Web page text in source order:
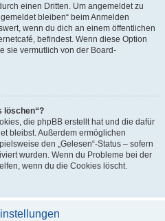
einen Dritten. Um angemeldet zu
bleiben“ beim Anmelden
wenn du dich an einem öffentlichen
befindest. Wenn diese Option
sie vermutlich von der Board-
löschen“?
die phpBB erstellt hat und die dafür
bleibst. Außerdem ermöglichen
den „Gelesen“-Status – sofern
wurden. Wenn du Probleme bei der
wenn du die Cookies löscht.